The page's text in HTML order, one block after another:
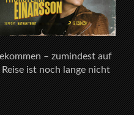
– zumindest auf
ist noch lange nicht